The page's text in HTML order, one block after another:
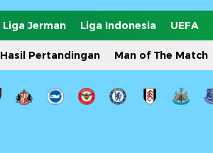
Liga Jerman Liga Indonesia UEFA
Hasil Pertandingan Man of The Match